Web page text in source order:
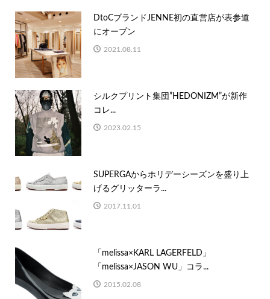
DtoCブランドJENNE初の直営店が表参道
にオープン
2021.08.11
シルクプリント集団”HEDONIZM”が新作
コレ...
2023.02.15
SUPERGAからホリデーシーズンを盛り上
げるグリッターラ...
2017.11.01
「melissa×KARL LAGERFELD」
「melissa×JASON WU」コラ...
2015.02.08